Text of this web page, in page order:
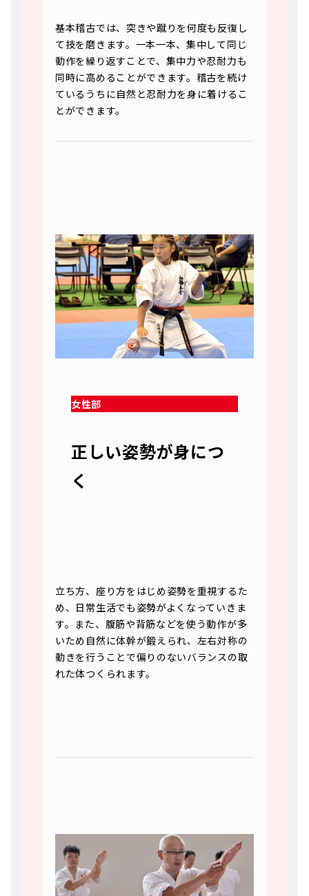
基本稽古では、突きや蹴りを何度も反復し
て技を磨きます。一本一本、集中して同じ
動作を繰り返すことで、集中力や忍耐力も
同時に高めることができます。稽古を続け
ているうちに自然と忍耐力を身に着けるこ
とができます。
女性部
正しい姿勢が身につ
く
立ち方、座り方をはじめ姿勢を重視するた
め、日常生活でも姿勢がよくなっていきま
す。また、腹筋や背筋などを使う動作が多
いため自然に体幹が鍛えられ、左右対称の
動きを行うことで偏りのないバランスの取
れた体つくられます。